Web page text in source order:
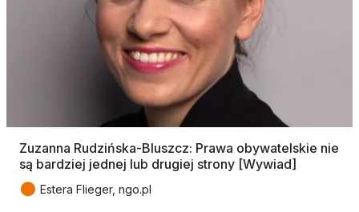
Zuzanna Rudzińska-Bluszcz: Prawa obywatelskie nie
są bardziej jednej lub drugiej strony [Wywiad]
● Estera Flieger, ngo.pl